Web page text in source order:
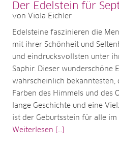
Der Edelstein für
von Viola Eichler
Edelsteine faszinieren die
mit ihrer Schönheit und
und eindrucksvollsten unter
Saphir. Dieser wunderschöne
wahrscheinlich bekanntesten,
Farben des Himmels und des
lange Geschichte und eine
ist der Geburtsstein für alle im
Weiterlesen [...]